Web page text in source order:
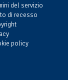
del servizio
di recesso
policy